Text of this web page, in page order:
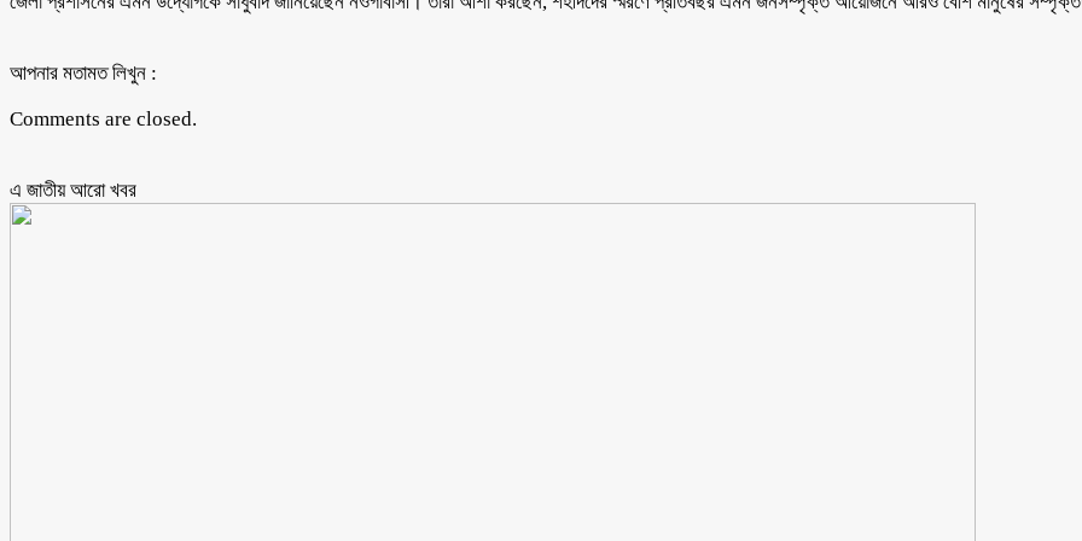
আপনার মতামত লিখুন :
Comments are closed.
এ জাতীয় আরো ‍খবর